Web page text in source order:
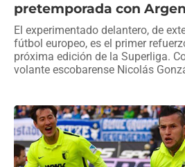
pretemporada con
El experimentado delantero, de
fútbol europeo, es el primer
próxima edición de la Superliga.
volante escobarense Nicolás